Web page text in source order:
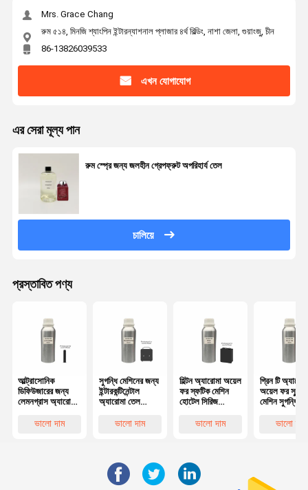
Mrs. Grace Chang
রুম ৫১৪, মিনজি শ্যাংপিন ইন্টারন্যাশনাল প্লাজার ৪র্থ বিল্ডিং, নাশা জেলা, গুয়াংজু, চীন
86-13826039533
এখন যোগাযোগ
এর সেরা মূল্য পান
রুম স্প্রে জন্য জলহীন গ্রেপফ্রুট অপরিহার্য তেল
চালিয়ে
প্রস্তাবিত পণ্য
আল্ট্রাসোনিক
ডিফিউজারের জন্য
লেমনগ্রাস অ্যারোমা
ডিফিউজার তেল
ভালো দাম
সুগন্ধি মেশিনের জন্য
ইন্টারকন্টিনেন্টাল
অ্যারোমা তেল
প্রয়োজনীয় তেল
ভালো দাম
হিল্টন অ্যারোমা অয়েল
ফর স্ফটিক মেশিন
হোটেল সিরিজ
ভালো দাম
গ্রিন টি অ্যারোমা
অয়েল ফর স্ফুরণ
মেশিন সুগন্ধি
ভালো দাম